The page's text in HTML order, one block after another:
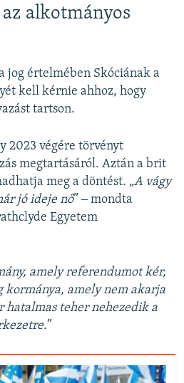
alkotmányos
jog értelmében Skóciának a
kell kérnie ahhoz, hogy
tartson.
2023 végére törvényt
megtartásáról. Aztán a brit
meg a döntést. „A vágy
jó ideje nő” ‒ mondta
Egyetem
amely referendumot kér,
kormánya, amely nem akarja
hatalmas teher nehezedik a
”